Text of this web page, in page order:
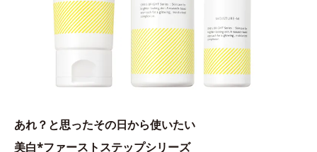
あれ？と思ったその日から使いたい
美白*ファーストステップシリーズ